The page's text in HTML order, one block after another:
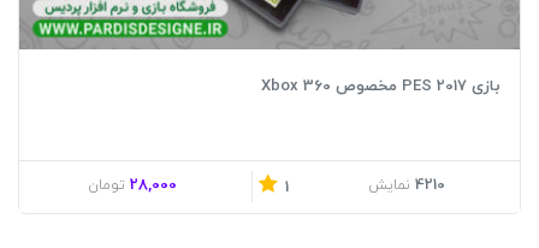
بازی PES 2017 مخصوص Xbox 360
4210 نمایش 1
28,000 تومان